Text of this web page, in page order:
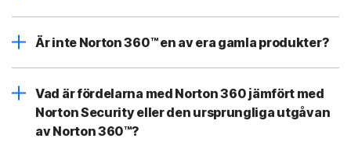
Är inte Norton 360™ en av era gamla produkter?
Vad är fördelarna med Norton 360 jämfört med
Norton Security eller den ursprungliga utgåvan
av Norton 360™?